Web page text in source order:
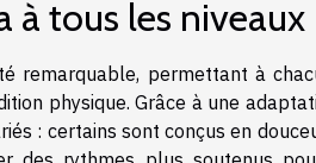
à tous les niveaux
remarquable, permettant à
physique. Grâce à une
: certains sont conçus en